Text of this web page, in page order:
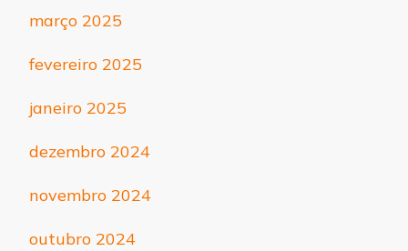
março 2025
fevereiro 2025
janeiro 2025
dezembro 2024
novembro 2024
outubro 2024